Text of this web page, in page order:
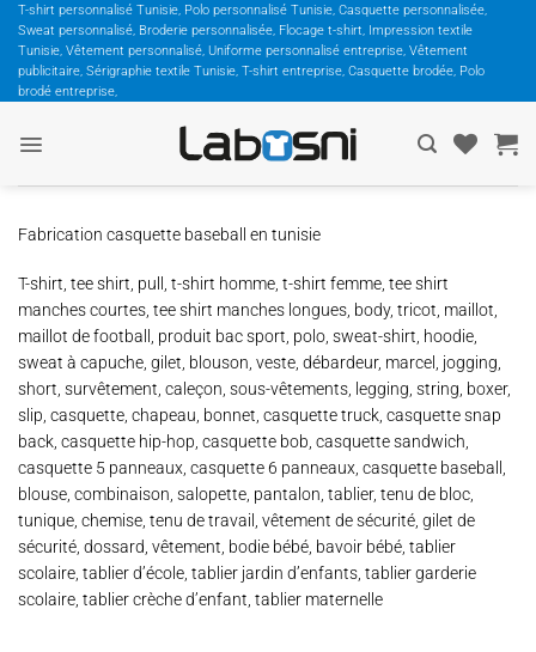
Passer
contenu
T-shirt personnalisé Tunisie, Polo personnalisé Tunisie, Casquette personnalisée,
Sweat personnalisé, Broderie personnalisée, Flocage t-shirt, Impression textile
Tunisie, Vêtement personnalisé, Uniforme personnalisé entreprise, Vêtement
publicitaire, Sérigraphie textile Tunisie, T-shirt entreprise, Casquette brodée, Polo
brodé entreprise,
Fabrication casquette baseball en tunisie
T-shirt, tee shirt, pull, t-shirt homme, t-shirt femme, tee shirt
manches courtes, tee shirt manches longues, body, tricot, maillot,
maillot de football, produit bac sport, polo, sweat-shirt, hoodie,
sweat à capuche, gilet, blouson, veste, débardeur, marcel, jogging,
short, survêtement, caleçon, sous-vêtements, legging, string, boxer,
slip, casquette, chapeau, bonnet, casquette truck, casquette snap
back, casquette hip-hop, casquette bob, casquette sandwich,
casquette 5 panneaux, casquette 6 panneaux, casquette baseball,
blouse, combinaison, salopette, pantalon, tablier, tenu de bloc,
tunique, chemise, tenu de travail, vêtement de sécurité, gilet de
sécurité, dossard, vêtement, bodie bébé, bavoir bébé, tablier
scolaire, tablier d’école, tablier jardin d’enfants, tablier garderie
scolaire, tablier crèche d’enfant, tablier maternelle